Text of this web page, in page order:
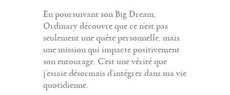
En poursuivant son Big Dream,
Ordinary découvre que ce n’est pas
seulement une quête personnelle, mais
une mission qui impacte positivement
son entourage. C’est une vérité que
j’essaie désormais d’intégrer dans ma vie
quotidienne.